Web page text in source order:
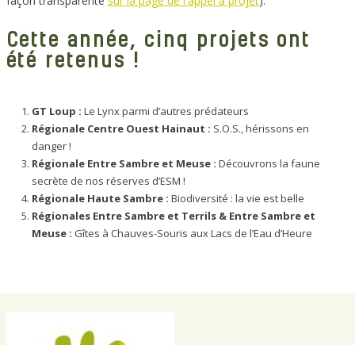
Cette année, cinq projets ont
été retenus !
GT Loup : Le Lynx parmi d’autres prédateurs
Régionale Centre Ouest Hainaut : S.O.S., hérissons en
danger !
Régionale Entre Sambre et Meuse : Découvrons la faune
secrète de nos réserves d’ESM !
Régionale Haute Sambre : Biodiversité : la vie est belle
Régionales Entre Sambre et Terrils & Entre Sambre et
Meuse : Gîtes à Chauves-Souris aux Lacs de l’Eau d’Heure